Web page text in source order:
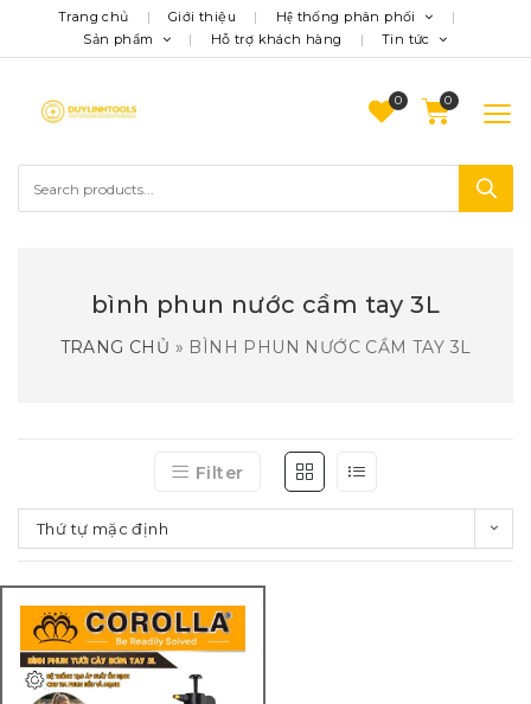
Trang chủ Giới thiệu
Hệ thống phân phối
Sản phẩm
Hỗ trợ khách hàng Tin tức
0
bình phun nước cầm tay 3L
TRANG CHỦ » BÌNH PHUN NƯỚC CẦM TAY 3L
Filter
Thứ tự mặc định